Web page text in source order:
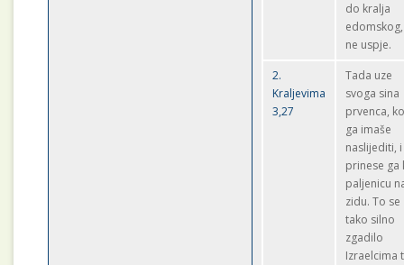
do kralja
ne uspje.
2.
Kraljevima
3,27
Tada uze
svoga sina
prvenca,
ga imaše
naslijediti, i
prinese ga
paljenicu
zidu. To se
tako silno
zgadilo
Izraelcima